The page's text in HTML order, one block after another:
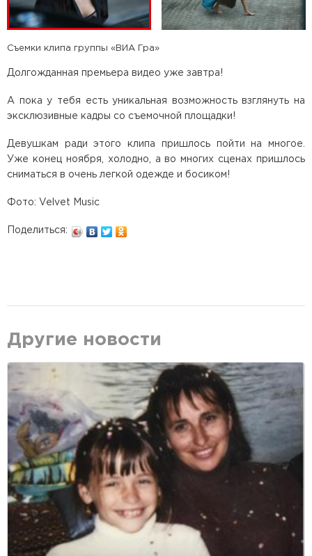
Съемки клипа группы «ВИА Гра»
Долгожданная премьера видео уже завтра!
А пока у тебя есть уникальная возможность взглянуть на
эксклюзивные кадры со съемочной площадки!
Девушкам ради этого клипа пришлось пойти на многое.
Уже конец ноября, холодно, а во многих сценах пришлось
сниматься в очень легкой одежде и босиком!
Фото: Velvet Music
Поделиться:
Другие новости